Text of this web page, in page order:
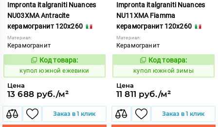
Impronta italgraniti Nuances
NU03XMA Antracite
керамогранит 120x260
Материал:
Керамогранит
858899
Код товара:
купол южной ежевики
Цена
13 688 руб./м²
Заказ в 1 клик
Impronta italgraniti Nuances
NU11XMA Fiamma
керамогранит 120x260
Материал:
Керамогранит
858907
Код товара:
купол южной зимы
Цена
11 811 руб./м²
Заказ в 1 клик